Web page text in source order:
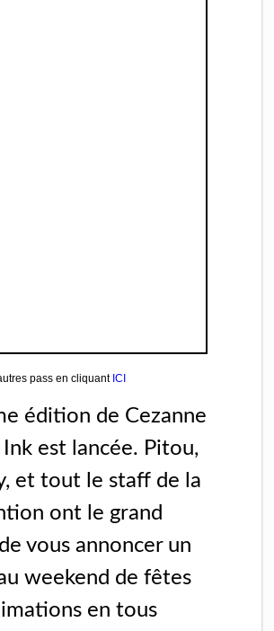
pass en cliquant ICI
édition de Cezanne
Ink est lancée. Pitou,
et tout le staff de la
ont le grand
vous annoncer un
weekend de fêtes
en tous